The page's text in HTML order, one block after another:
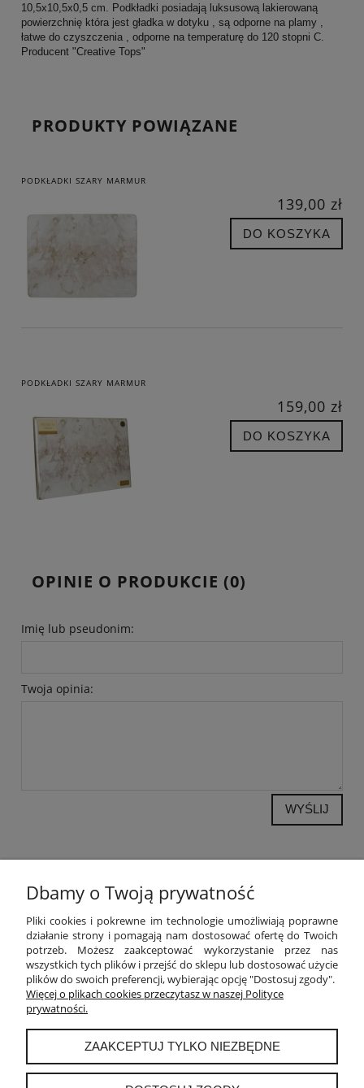
10,5x10,5x0,5 cm. Podkładki posiadają luksusową lakierowaną
powierzchnię która jest gładka w dotyku , są odporne na plamy ,
łatwe do czyszczenia , odporne na temperaturę do 120 stopni C.
Producent "Creative Tops"
PRODUKTY POWIĄZANE
PODKŁADKI SZARY MARMUR
139,00 zł
DO KOSZYKA
PODKŁADKI SZARY MARMUR
159,00 zł
DO KOSZYKA
OPINIE O PRODUKCIE (0)
Imię lub pseudonim:
Twoja opinia:
WYŚLIJ
POMOC
MOJE KONTO
PŁATNOŚCI I DOSTAWA
INFORMACJE
O NAS
Dbamy o Twoją prywatność
Pliki cookies i pokrewne im technologie umożliwiają poprawne
działanie strony i pomagają nam dostosować ofertę do Twoich
potrzeb. Możesz zaakceptować wykorzystanie przez nas
wszystkich tych plików i przejść do sklepu lub dostosować użycie
plików do swoich preferencji, wybierając opcję "Dostosuj zgody".
Więcej o plikach cookies przeczytasz w naszej Polityce
prywatności.
ZAAKCEPTUJ TYLKO NIEZBĘDNE